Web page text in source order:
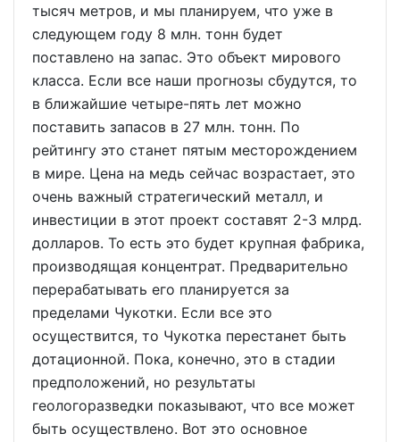
тысяч метров, и мы планируем, что уже в
следующем году 8 млн. тонн будет
поставлено на запас. Это объект мирового
класса. Если все наши прогнозы сбудутся, то
в ближайшие четыре-пять лет можно
поставить запасов в 27 млн. тонн. По
рейтингу это станет пятым месторождением
в мире. Цена на медь сейчас возрастает, это
очень важный стратегический металл, и
инвестиции в этот проект составят 2-3 млрд.
долларов. То есть это будет крупная фабрика,
производящая концентрат. Предварительно
перерабатывать его планируется за
пределами Чукотки. Если все это
осуществится, то Чукотка перестанет быть
дотационной. Пока, конечно, это в стадии
предположений, но результаты
геологоразведки показывают, что все может
быть осуществлено. Вот это основное